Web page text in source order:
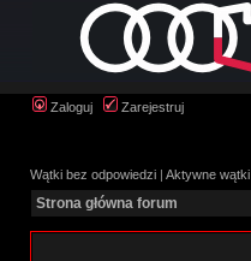
Zaloguj Zarejestruj
Wątki bez odpowiedzi | Aktywne wątki
Strona główna forum